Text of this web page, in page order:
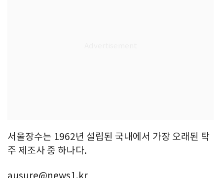
서울장수는 1962년 설립된 국내에서 가장 오래된 탁
주 제조사 중 하나다.
ausure@news1.kr